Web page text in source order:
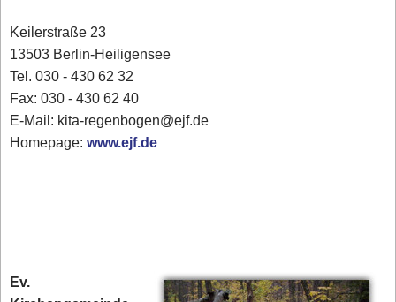
Keilerstraße 23
13503 Berlin-Heiligensee
Tel. 030 - 430 62 32
Fax: 030 - 430 62 40
E-Mail: kita-regenbogen@ejf.de
Homepage:www.ejf.de
Ev.